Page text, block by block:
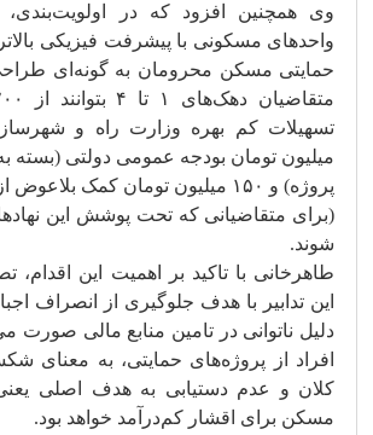
وی همچنین افزود که در
واحدهای مسکونی با پیشرفت فیزیکی
حمایتی مسکن محرومان به گونه‌ای
میلیون تومان بودجه عمومی دولتی (بسته
پروژه) و ۱۵۰ میلیون تومان کمک
(برای متقاضیانی که تحت پوشش این
شوند.
طاهرخانی با تاکید بر اهمیت این اقدام،
این تدابیر با هدف جلوگیری از انصراف
دلیل ناتوانی در تامین منابع مالی صورت
افراد از پروژه‌های حمایتی، به
کلان و عدم دستیابی به هدف اصلی
مسکن برای اقشار کم‌درآمد خواهد بود.